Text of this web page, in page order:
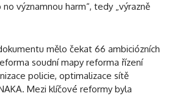
významnou harm“, tedy „výrazně
mělo čekat 66 ambiciózních
soudní mapy reforma řízení
policie, optimalizace sítě
Mezi klíčové reformy byla